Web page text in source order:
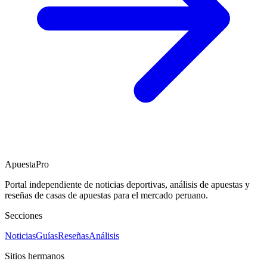
ApuestaPro
Portal independiente de noticias deportivas, análisis de apuestas y
reseñas de casas de apuestas para el mercado peruano.
Secciones
NoticiasGuíasReseñasAnálisis
Sitios hermanos